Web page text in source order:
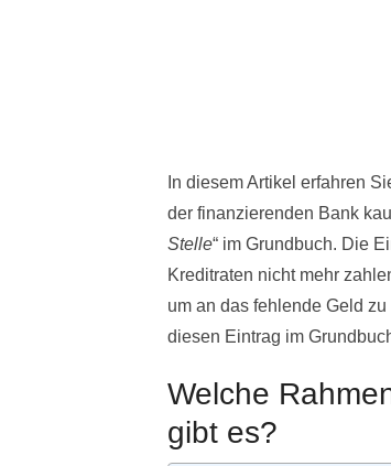
In diesem Artikel erfahren
der finanzierenden Bank
Stelle“ im Grundbuch. Die
Kreditraten nicht mehr
um an das fehlende Geld
diesen Eintrag im
Welche
gibt es?